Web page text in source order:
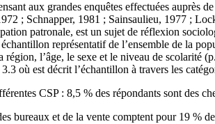
aux grandes enquêtes effectuées
; Schnapper, 1981 ; Sainsaulieu, 1977 ;
patronale, est un sujet de réflexion
représentatif de l’ensemble de la
l’âge, le sexe et le niveau de scolarité
où est décrit l’échantillon à travers les
CSP : 8,5 % des répondants sont des
bureaux et de la vente comptent pour 19 %